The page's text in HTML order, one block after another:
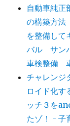
自動車純正
の構築方法
を整備して
バル サン
車検整備
チャレンジ
ロイド化す
ッチ３を
たゾ！ - 子